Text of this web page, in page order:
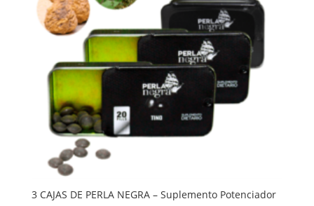
3 CAJAS DE PERLA NEGRA – Suplemento Potenciador